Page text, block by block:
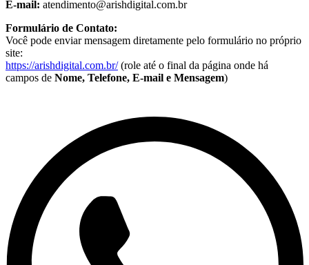
E-mail: atendimento@arishdigital.com.br
Formulário de Contato:
Você pode enviar mensagem diretamente pelo formulário no próprio
site:
https://arishdigital.com.br/(role até o final da página onde há
campos de Nome, Telefone, E-mail e Mensagem)